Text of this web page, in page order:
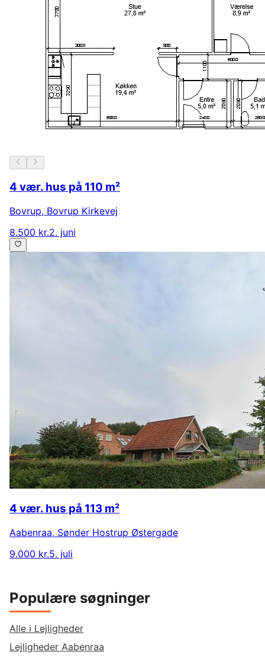
4 vær. hus på 110 m²
Bovrup, Bovrup Kirkevej
8.500 kr.2. juni
4 vær. hus på 113 m²
Aabenraa, Sønder Hostrup Østergade
9.000 kr.5. juli
Populære søgninger
Alle i Lejligheder
Lejligheder Aabenraa